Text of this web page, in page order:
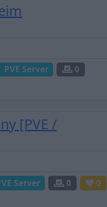
Server
0
[PVE /
Server 0
0